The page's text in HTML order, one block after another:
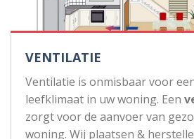
VENTILATIE
Ventilatie is onmisbaar voor
leefklimaat in uw woning. Een
zorgt voor de aanvoer van
woning. Wij plaatsen &